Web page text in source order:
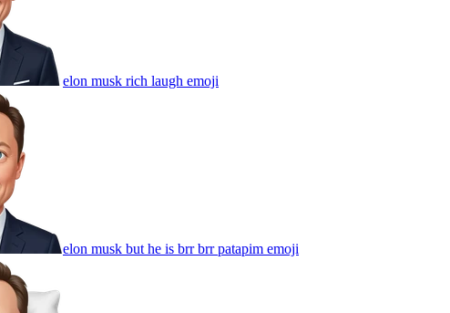
elon musk rich laugh emoji
elon musk but he is brr brr patapim emoji